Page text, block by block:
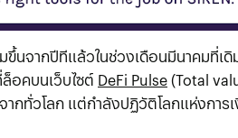
จากปีทีแล้วในช่วงเดือนมีนาคมที่เ
อคบนเว็บไซต์ DeFi Pulse(Total
กทั่วโลก แต่กำลังปฏิวัติโลกแห่งการ